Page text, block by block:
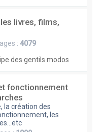
livres, films,
: 4079
des gentils modos
fonctionnement
la création des
les